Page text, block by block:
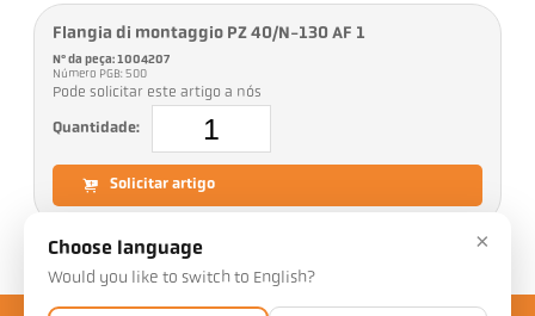
Flangia di montaggio PZ 40/N-130 AF 1
Nº da peça: 1004207
Número PGB: 500
Pode solicitar este artigo a nós
Quantidade:
Solicitar artigo
×
Choose language
Would you like to switch to English?